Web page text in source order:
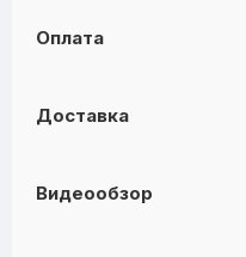
Оплата
Доставка
Видеообзор